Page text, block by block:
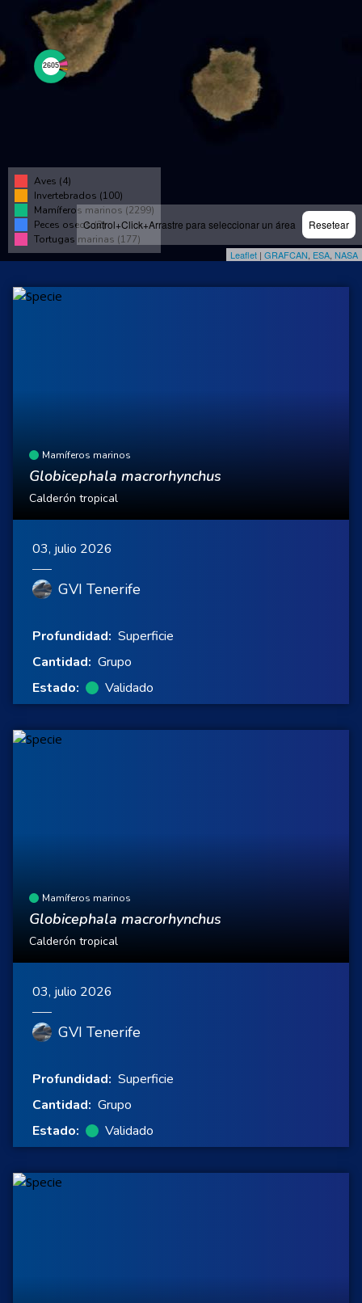
Control+Click+Arrastre para seleccionar un área Resetear
Aves (4)
Invertebrados (100)
Mamíferos marinos (2299)
Peces oseos (2)
Tortugas marinas (177)
Leaflet | GRAFCAN ESA NASA
Mamíferos marinos
Globicephala macrorhynchus
Calderón tropical
03, julio 2026
GVI Tenerife
Profundidad: Superficie
Cantidad: Grupo
Estado:
Validado
Mamíferos marinos
Globicephala macrorhynchus
Calderón tropical
03, julio 2026
GVI Tenerife
Profundidad: Superficie
Cantidad: Grupo
Estado:
Validado